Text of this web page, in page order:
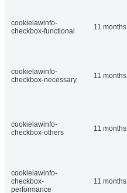
cookielawinfo-
checkbox-functional
11 months
cookielawinfo-
checkbox-necessary
11 months
cookielawinfo-
checkbox-others
11 months
cookielawinfo-
checkbox-
performance
11 months